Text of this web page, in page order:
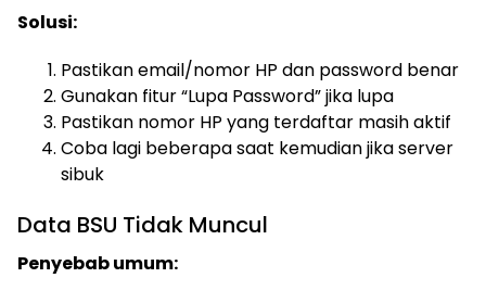
Solusi:
Pastikan email/nomor HP dan password benar
Gunakan fitur “Lupa Password” jika lupa
Pastikan nomor HP yang terdaftar masih aktif
Coba lagi beberapa saat kemudian jika server
sibuk
Data BSU Tidak Muncul
Penyebab umum: